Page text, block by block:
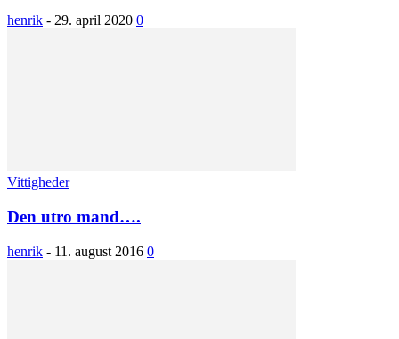
henrik - 29. april 2020 0
Vittigheder
Den utro mand….
henrik - 11. august 2016 0